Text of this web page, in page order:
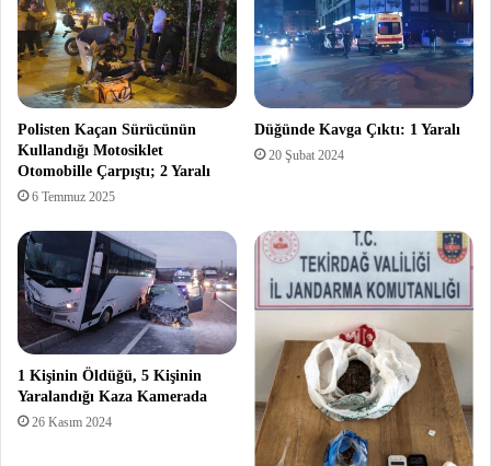
Polisten Kaçan Sürücünün
Kullandığı Motosiklet
Otomobille Çarpıştı; 2 Yaralı
6 Temmuz 2025
Düğünde Kavga Çıktı: 1 Yaralı
20 Şubat 2024
1 Kişinin Öldüğü, 5 Kişinin
Yaralandığı Kaza Kamerada
26 Kasım 2024